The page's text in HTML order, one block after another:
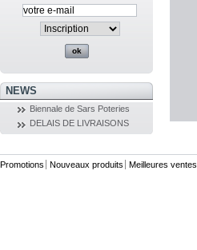
NEWS
Biennale de Sars Poteries
DELAIS DE LIVRAISONS
Promotions Nouveaux produits Meilleures ventes